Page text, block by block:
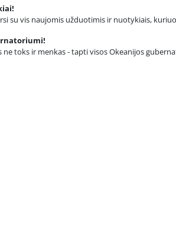
su vis naujomis užduotimis ir nuotykiais,
ne toks ir menkas - tapti visos Okeanijos